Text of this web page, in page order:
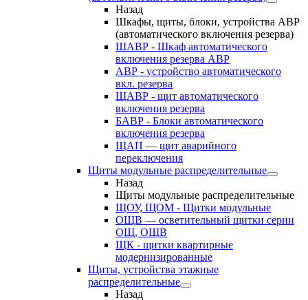
Назад
Шкафы, щиты, блоки, устройства АВР
(автоматического включения резерва)
ШАВР - Шкаф автоматического
включения резерва АВР
АВР - устройство автоматического
вкл. резерва
ЩАВР - щит автоматического
включения резерва
БАВР - Блоки автоматического
включения резерва
ЩАП — щит аварийного
переключения
Щиты модульные распределительные
Назад
Щиты модульные распределительные
ЩОУ, ЩОМ - Щитки модульные
ОЩВ — осветительный щитки серии
ОЩ, ОЩВ
ЩК - щитки квартирные
модернизированные
Щиты, устройства этажные
распределительные
Назад